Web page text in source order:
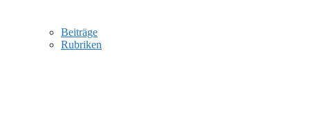
Beiträge
Rubriken